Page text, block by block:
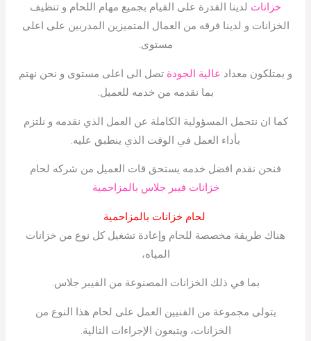
خزانات لدينا القدرة على القيام بجميع مهام اللحام و تنظيف
الخزانات و لدينا فرقه من العمال المتميزين المدربين على اعلى
مستوى.
و يمتلكون معداد عالية الجودة تصل الى اعلى مستوى و نحن نهتم
بما نقدمه من خدمه للعميل.
كما ان نتحمل المسؤولية الكاملة عن العمل الذي نقدمه و نلتزم
بأداء العمل في الوقت الذي ينطبق عليه.
فنحن نقدم افضل خدمه يستحق قات العميل من شركه لحام
خزانات فيبر جلاس بالمزاحمية
لحام خزانات بالمزاحمية
هناك طريقة مخصصة للحام وإعادة تشغيل كل نوع من خزانات
المياه،
بما في ذلك الخزانات المصنوعة من الفيبر جلاس.
يتولى مجموعة من الفنيين العمل على لحام هذا النوع من
الخزانات، ويتبعون الإجراءات التالية.